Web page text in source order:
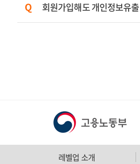
회원가입해도 개인정보유
레벨업 소개